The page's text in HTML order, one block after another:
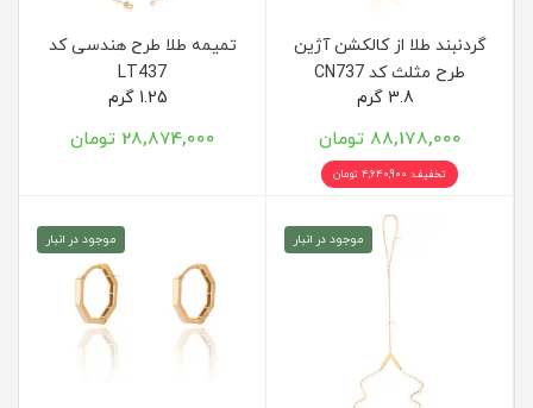
گردنبند طلا از کالکشن آژین
طرح مثلث کد CN737
88,178,000 تومان
تخفیف: 4,640,900 تومان
تمیمه طلا طرح هندسی کد
LT437
28,874,000 تومان
موجود در انبار موجود در انبار